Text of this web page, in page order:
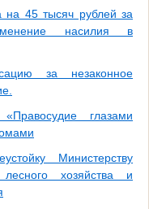
45 тысяч рублей за
насилия в
за незаконное
глазами
Министерству
хозяйства и